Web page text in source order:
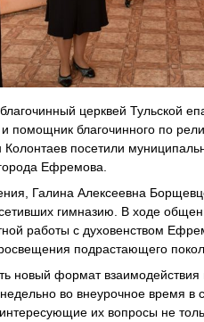
церквей Тульской
помощник благочинного по
Колонтаев посетили
Ефремова.
Галина Алексеевна
гимназию. В ходе
работы с духовенством
подрастающего
новый формат
во внеурочное время в
их вопросы не